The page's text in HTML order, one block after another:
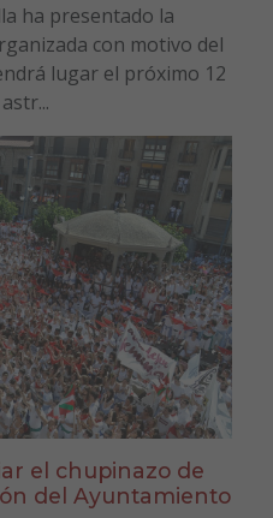
ha presentado la
con motivo del
lugar el próximo 12
el chupinazo de
del Ayuntamiento